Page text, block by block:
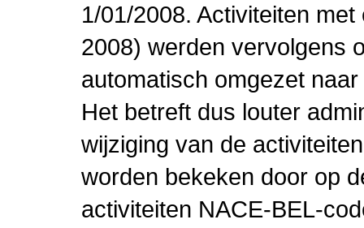
1/01/2008. Activiteiten
2008) werden vervolgens
automatisch omgezet
Het betreft dus louter
wijziging van de
worden bekeken door op
activiteiten NACE-BEL-